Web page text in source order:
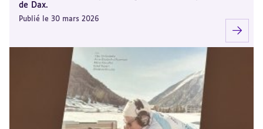
de Dax.
Publié le 30 mars 2026